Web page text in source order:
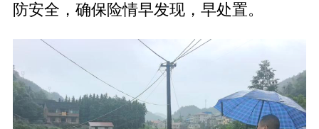
防安全，确保险情早发现，早处置。